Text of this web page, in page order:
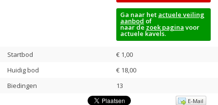
Ga naar het actuele veiling
aanbod of
naar de zoek pagina voor
actuele kavels.
Startbod
€ 1,00
Huidig bod
€ 18,00
Biedingen
13
E-Mail